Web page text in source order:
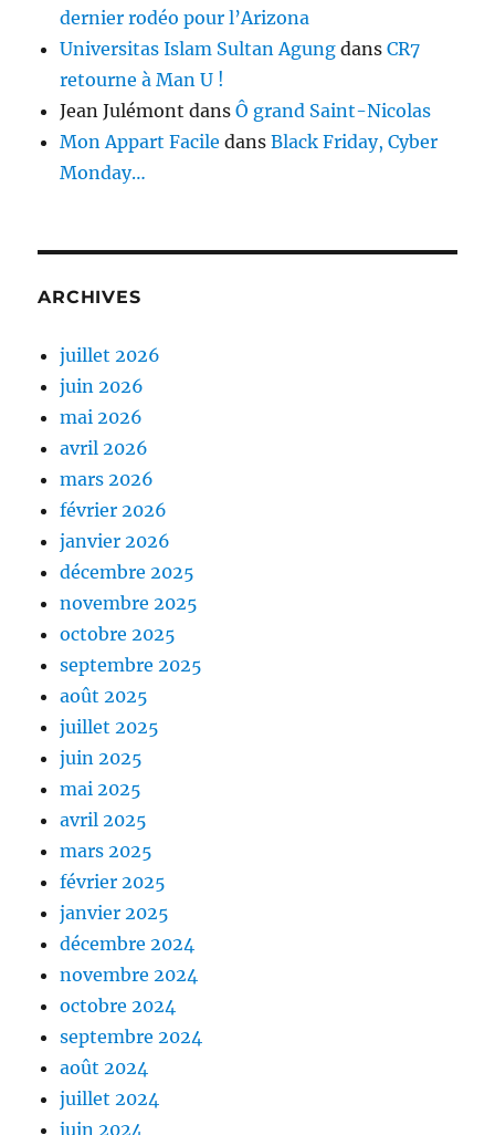
dernier rodéo pour l’Arizona
Universitas Islam Sultan Agung dansCR7
retourne à Man U !
Jean Julémont dansÔ grand Saint-Nicolas
Mon Appart Facile dansBlack Friday, Cyber
Monday…
ARCHIVES
juillet 2026
juin 2026
mai 2026
avril 2026
mars 2026
février 2026
janvier 2026
décembre 2025
novembre 2025
octobre 2025
septembre 2025
août 2025
juillet 2025
juin 2025
mai 2025
avril 2025
mars 2025
février 2025
janvier 2025
décembre 2024
novembre 2024
octobre 2024
septembre 2024
août 2024
juillet 2024
juin 2024